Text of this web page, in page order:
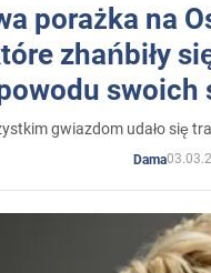
porażka na
zhańbiły
gwiazdom udało się
Dama